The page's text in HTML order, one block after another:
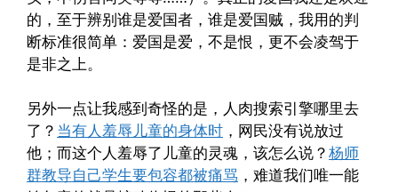
的，至于辨别谁是爱国者，谁是爱国贼，我用的判
断标准很简单：爱国是爱，不是恨，更不会凌驾于
是非之上。
另外一点让我感到奇怪的是，人肉搜索引擎哪里去
了？ 当有人羞辱儿童的身体时 ，网民没有说放过
他；而这个人羞辱了儿童的灵魂，该怎么说？ 杨师
群教导自己学生要包容都被痛骂 ，难道我们唯一能